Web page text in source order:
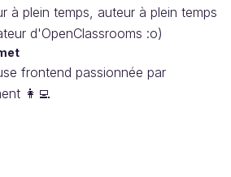
à plein temps, auteur à plein temps
d'OpenClassrooms :o)
frontend passionnée par
👩‍💻